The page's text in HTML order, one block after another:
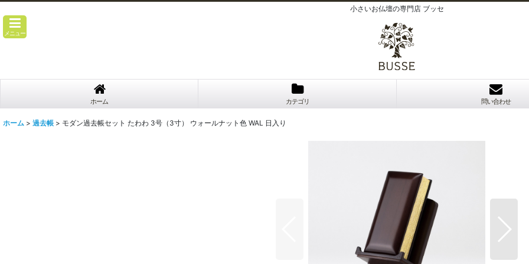
小さいお仏壇の専門店 ブッセ
メニュー
ホーム カテゴリ 問い合わせ
ホーム > 過去帳 > モダン過去帳セット たわわ 3号（3寸） ウォールナット色 WAL 日入り